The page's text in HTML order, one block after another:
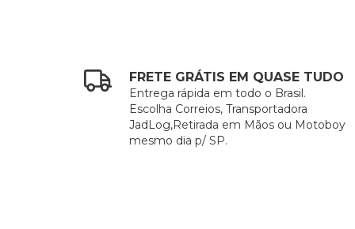
FRETE GRÁTIS EM QUASE TUDO
Entrega rápida em todo o Brasil.
Escolha Correios, Transportadora
JadLog,Retirada em Mãos ou Motoboy
mesmo dia p/ SP.